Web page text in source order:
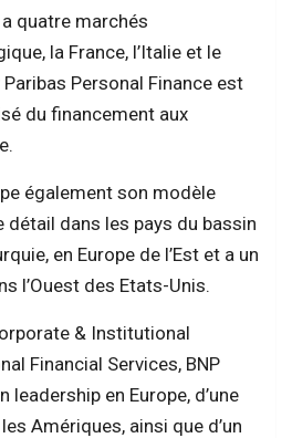
a quatre marchés
la France, l’Italie et le
Personal Finance est
du financement aux
également son modèle
détail dans les pays du bassin
en Europe de l’Est et a un
l’Ouest des Etats-Unis.
& Institutional
Financial Services, BNP
leadership en Europe, d’une
Amériques, ainsi que d’un